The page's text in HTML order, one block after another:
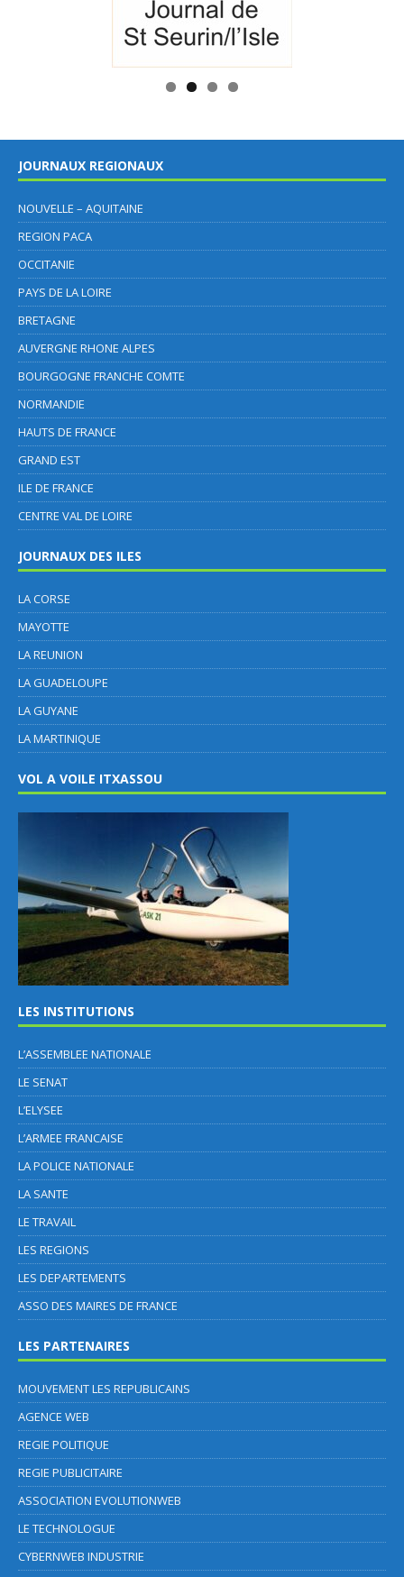
JOURNAUX REGIONAUX
NOUVELLE – AQUITAINE
REGION PACA
OCCITANIE
PAYS DE LA LOIRE
BRETAGNE
AUVERGNE RHONE ALPES
BOURGOGNE FRANCHE COMTE
NORMANDIE
HAUTS DE FRANCE
GRAND EST
ILE DE FRANCE
CENTRE VAL DE LOIRE
JOURNAUX DES ILES
LA CORSE
MAYOTTE
LA REUNION
LA GUADELOUPE
LA GUYANE
LA MARTINIQUE
VOL A VOILE ITXASSOU
LES INSTITUTIONS
L’ASSEMBLEE NATIONALE
LE SENAT
L’ELYSEE
L’ARMEE FRANCAISE
LA POLICE NATIONALE
LA SANTE
LE TRAVAIL
LES REGIONS
LES DEPARTEMENTS
ASSO DES MAIRES DE FRANCE
LES PARTENAIRES
MOUVEMENT LES REPUBLICAINS
AGENCE WEB
REGIE POLITIQUE
REGIE PUBLICITAIRE
ASSOCIATION EVOLUTIONWEB
LE TECHNOLOGUE
CYBERNWEB INDUSTRIE